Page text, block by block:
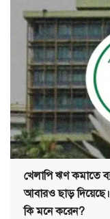
খেলাপি ঋণ কমাতে
আবারও ছাড়
কি মনে করেন?